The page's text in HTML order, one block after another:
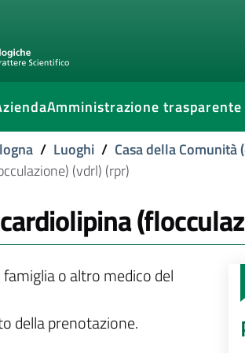
Amministrazione trasparente
/ Luoghi / Casa della Comunità
(vdrl) (rpr)
o altro medico del
della prenotazione.